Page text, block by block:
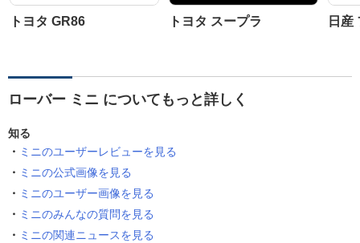
トヨタ GR86 トヨタ スープラ 日産
ローバー ミニ についてもっと詳しく
知る
ミニのユーザーレビューを見る
ミニの公式画像を見る
ミニのユーザー画像を見る
ミニのみんなの質問を見る
ミニの関連ニュースを見る